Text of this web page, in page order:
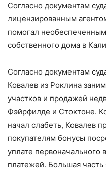
Согласно документам
лицензированным
помогал
собственного дома в
Согласно документам
Ковалев из Роклина
участков и продажей
Фэйрфилде и Стоктоне.
начал слабеть, Ковалев
покупателям бонусы
уплате первоначального
платежей. Большая часть